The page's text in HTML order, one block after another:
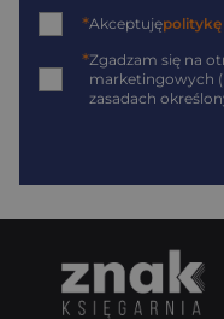
*Akceptuję
*Zgadzam się na
marketingowych
zasadach